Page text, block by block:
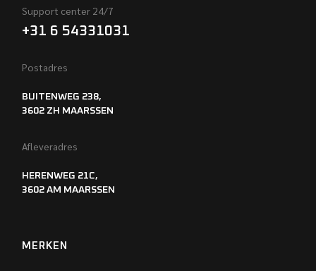
Support center 24/7
+31 6 54331031
Postadres
BUITENWEG 238,
3602 ZH MAARSSEN
Afleveradres
HERENWEG 21C,
3602 AM MAARSSEN
MERKEN